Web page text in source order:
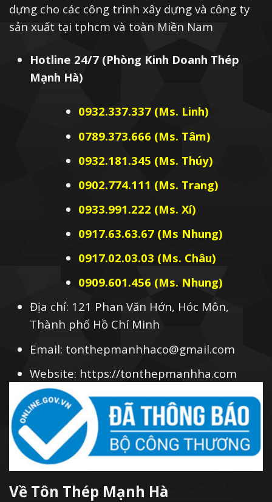
dựng cho các công trình xây dựng và công ty
sản xuất tại tphcm và toàn Miền Nam
Hotline 24/7 (Phòng Kinh Doanh Thép
Mạnh Hà)
0932.337.337 (Ms. Linh)
0789.373.666 (Ms. Tâm)
0932.181.345 (Ms. Thúy)
0902.774.111 (Ms. Trang)
0933.991.222 (Ms. Xí)
0917.63.63.67 (Ms Nhung)
0917.02.03.03 (Ms. Châu)
0909.601.456 (Ms. Nhung)
Địa chỉ: 121 Phan Văn Hớn, Hóc Môn,
Thành phố Hồ Chí Minh
Email: tonthepmanhhaco@gmail.com
Website: https://tonthepmanhha.com
Về Tôn Thép Mạnh Hà